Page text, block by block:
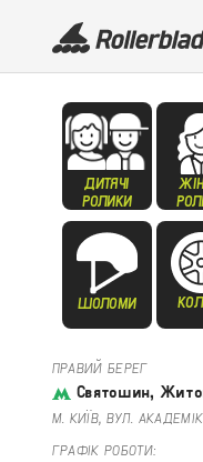
ДИТЯЧІ
РОЛИКИ
ШОЛОМИ
ПРАВИЙ БЕРЕГ
Святошин,
М. КИЇВ, ВУЛ.
ГРАФІК РОБОТИ: